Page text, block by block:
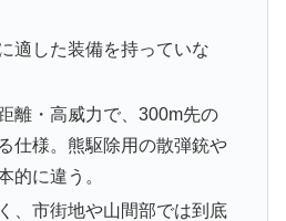
適した装備を持っていな
離・高威力で、300m先の
仕様。熊駆除用の散弾銃や
的に違う。
、市街地や山間部では到底